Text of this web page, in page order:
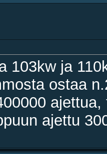
103kw ja
ostaa
ajettu